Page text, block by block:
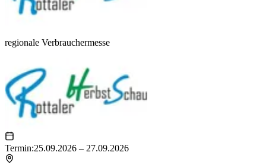
regionale Verbrauchermesse
Termin:25.09.2026 – 27.09.2026